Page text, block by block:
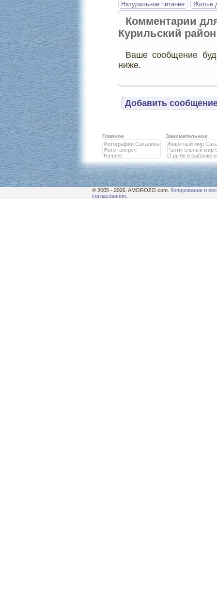
Натуральное питание
Жилье
Комментарии
Курильский район
Ваше сообщение
ниже.
Добавить
Главное
Фотографии Сахалина
Фото галерея
Начало
Занимательное
Животный мир
Растительный мир
О рыбе и рыбалке
© 2005 - 2026. AMOROZO.com. Копирование и
согласования.